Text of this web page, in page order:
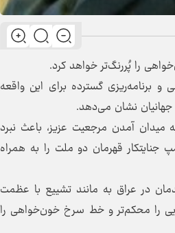
را پُررنگ‌تر خواهد کرد.
برنامه‌ریزی گسترده برای این واقعه
نشان می‌دهد.
آمدن مرجعیت عزیز، باعث نبرد
جنایتکار قهرمان دو ملت را به همراه
در عراق به مانند تشییع با عظمت
را محکم‌تر و خط سرخ خون‌خواهی را